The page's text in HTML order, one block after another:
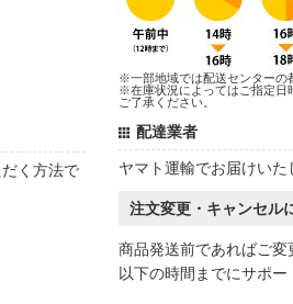
く方法で
※一部地域では配送センターの
※在庫状況によってはご指定日
ご了承ください。
配達業者
ヤマト運輸でお届けいた
注文変更・キャンセル
商品発送前であればご変
以下の時間までにサポー